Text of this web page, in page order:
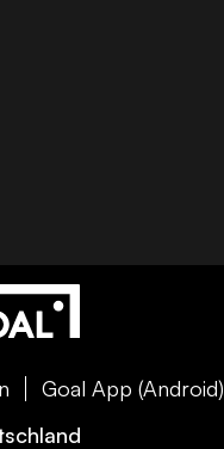
Goal App (Android)